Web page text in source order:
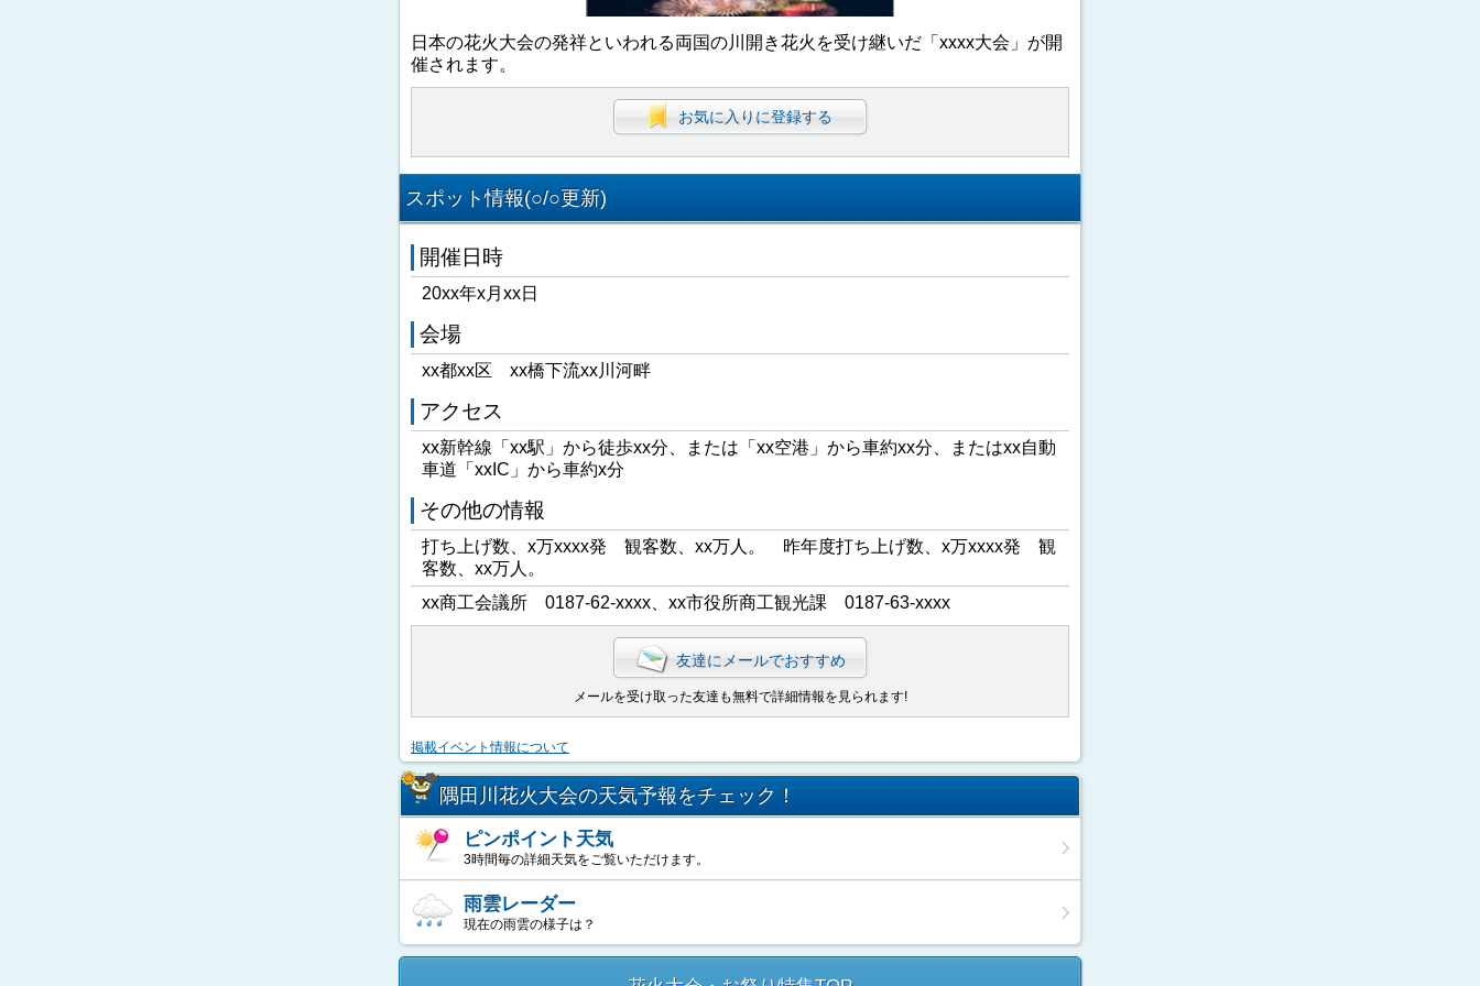
日本の花火大会の発祥といわれる両国の川開き花火を受け継いだ「xxxx大会」が開
催されます。
お気に入りに登録する
スポット情報(○/○更新)
開催日時
20xx年x月xx日
会場
xx都xx区 xx橋下流xx川河畔
アクセス
xx新幹線「xx駅」から徒歩xx分、または「xx空港」から車約xx分、またはxx自動
車道「xxIC」から車約x分
その他の情報
打ち上げ数、x万xxxx発 観客数、xx万人。 昨年度打ち上げ数、x万xxxx発 観
客数、xx万人。
xx商工会議所 0187-62-xxxx、xx市役所商工観光課 0187-63-xxxx
友達にメールでおすすめ
メールを受け取った友達も無料で詳細情報を見られます!
掲載イベント情報について
隅田川花火大会の天気予報をチェック！
ピンポイント天気
3時間毎の詳細天気をご覧いただけます。
雨雲レーダー
現在の雨雲の様子は？